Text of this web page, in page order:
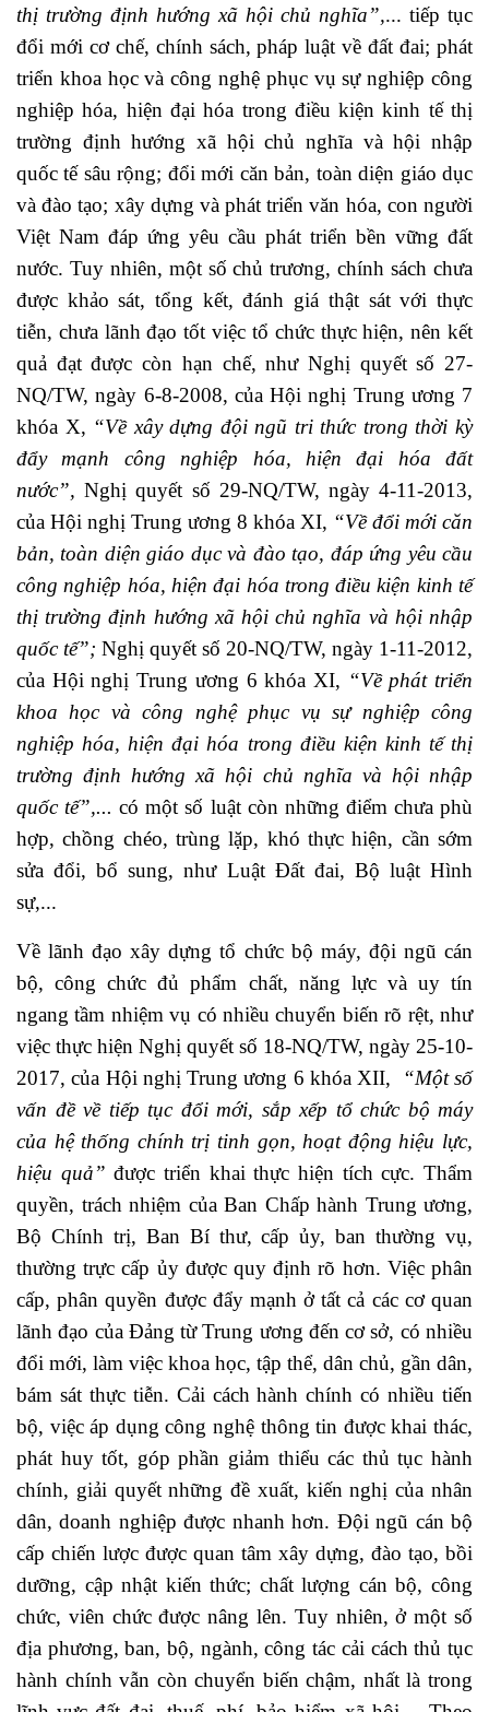
thị trường định hướng xã hội chủ nghĩa”,... tiếp tục
đổi mới cơ chế, chính sách, pháp luật về đất đai; phát
triển khoa học và công nghệ phục vụ sự nghiệp công
nghiệp hóa, hiện đại hóa trong điều kiện kinh tế thị
trường định hướng xã hội chủ nghĩa và hội nhập
quốc tế sâu rộng; đổi mới căn bản, toàn diện giáo dục
và đào tạo; xây dựng và phát triển văn hóa, con người
Việt Nam đáp ứng yêu cầu phát triển bền vững đất
nước. Tuy nhiên, một số chủ trương, chính sách chưa
được khảo sát, tổng kết, đánh giá thật sát với thực
tiễn, chưa lãnh đạo tốt việc tổ chức thực hiện, nên kết
quả đạt được còn hạn chế, như Nghị quyết số 27-
NQ/TW, ngày 6-8-2008, của Hội nghị Trung ương 7
khóa X, “Về xây dựng đội ngũ tri thức trong thời kỳ
đẩy mạnh công nghiệp hóa, hiện đại hóa đất
nước”, Nghị quyết số 29-NQ/TW, ngày 4-11-2013,
của Hội nghị Trung ương 8 khóa XI, “Về đổi mới căn
bản, toàn diện giáo dục và đào tạo, đáp ứng yêu cầu
công nghiệp hóa, hiện đại hóa trong điều kiện kinh tế
thị trường định hướng xã hội chủ nghĩa và hội nhập
quốc tế”; Nghị quyết số 20-NQ/TW, ngày 1-11-2012,
của Hội nghị Trung ương 6 khóa XI, “Về phát triển
khoa học và công nghệ phục vụ sự nghiệp công
nghiệp hóa, hiện đại hóa trong điều kiện kinh tế thị
trường định hướng xã hội chủ nghĩa và hội nhập
quốc tế”,...có một số luật còn những điểm chưa phù
hợp, chồng chéo, trùng lặp, khó thực hiện, cần sớm
sửa đổi, bổ sung, như Luật Đất đai, Bộ luật Hình
sự,...
Về lãnh đạo xây dựng tổ chức bộ máy, đội ngũ cán
bộ, công chức đủ phẩm chất, năng lực và uy tín
ngang tầm nhiệm vụ có nhiều chuyển biến rõ rệt, như
việc thực hiện Nghị quyết số 18-NQ/TW, ngày 25-10-
2017, của Hội nghị Trung ương 6 khóa XII,
“Một số
vấn đề về tiếp tục đổi mới, sắp xếp tổ chức bộ máy
của hệ thống chính trị tinh gọn, hoạt động hiệu lực,
hiệu quả” được triển khai thực hiện tích cực. Thẩm
quyền, trách nhiệm của Ban Chấp hành Trung ương,
Bộ Chính trị, Ban Bí thư, cấp ủy, ban thường vụ,
thường trực cấp ủy được quy định rõ hơn. Việc phân
cấp, phân quyền được đẩy mạnh ở tất cả các cơ quan
lãnh đạo của Đảng từ Trung ương đến cơ sở, có nhiều
đổi mới, làm việc khoa học, tập thể, dân chủ, gần dân,
bám sát thực tiễn. Cải cách hành chính có nhiều tiến
bộ, việc áp dụng công nghệ thông tin được khai thác,
phát huy tốt, góp phần giảm thiểu các thủ tục hành
chính, giải quyết những đề xuất, kiến nghị của nhân
dân, doanh nghiệp được nhanh hơn. Đội ngũ cán bộ
cấp chiến lược được quan tâm xây dựng, đào tạo, bồi
dưỡng, cập nhật kiến thức; chất lượng cán bộ, công
chức, viên chức được nâng lên. Tuy nhiên, ở một số
địa phương, ban, bộ, ngành, công tác cải cách thủ tục
hành chính vẫn còn chuyển biến chậm, nhất là trong